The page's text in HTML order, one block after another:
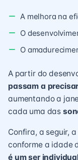
A melhora na
O
O
A partir do
passam a
aumentando a
cada uma das
Confira, a seguir,
conforme a idade
é um ser